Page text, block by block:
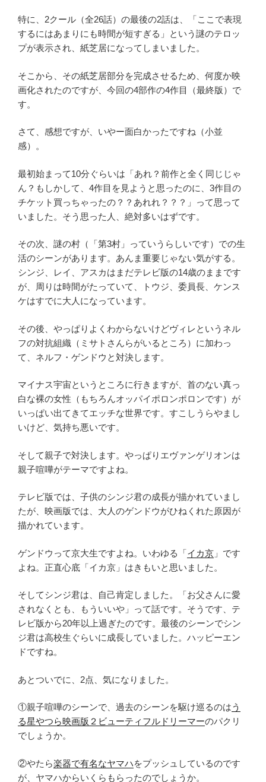
特に、2クール（全26話）の最後の2話は、「ここで表現
するにはあまりにも時間が短すぎる」という謎のテロッ
プが表示され、紙芝居になってしまいました。
そこから、その紙芝居部分を完成させるため、何度か映
画化されたのですが、今回の4部作の4作目（最終版）で
す。
さて、感想ですが、いやー面白かったですね（小並
感）。
最初始まって10分ぐらいは「あれ？前作と全く同じじゃ
ん？もしかして、4作目を見ようと思ったのに、3作目の
チケット買っちゃったの？？あれれ？？？」って思って
いました。そう思った人、絶対多いはずです。
その次、謎の村（「第3村」っていうらしいです）での生
活のシーンがあります。あんま重要じゃない気がする。
シンジ、レイ、アスカはまだテレビ版の14歳のままです
が、周りは時間がたっていて、トウジ、委員長、ケンス
ケはすでに大人になっています。
その後、やっぱりよくわからないけどヴィレというネル
フの対抗組織（ミサトさんらがいるところ）に加わっ
て、ネルフ・ゲンドウと対決します。
マイナス宇宙というところに行きますが、首のない真っ
白な裸の女性（もちろんオッパイポロンポロンです）が
いっぱい出てきてエッチな世界です。すこしうらやまし
いけど、気持ち悪いです。
そして親子で対決します。やっぱりエヴァンゲリオンは
親子喧嘩がテーマですよね。
テレビ版では、子供のシンジ君の成長が描かれていまし
たが、映画版では、大人のゲンドウがひねくれた原因が
描かれています。
ゲンドウって京大生ですよね。いわゆる「イカ京 」です
よね。正直心底「イカ京」はきもいと思いました。
そしてシンジ君は、自己肯定しました。「お父さんに愛
されなくとも、もういいや」って話です。そうです、テ
レビ版から20年以上過ぎたのです。最後のシーンでシン
ジ君は高校生ぐらいに成長していました。ハッピーエン
ドですね。
あとついでに、2点、気になりました。
①親子喧嘩のシーンで、過去のシーンを駆け巡るのはう
る星やつら映画版２ビューティフルドリーマーのパクリ
でしょうか。
②やたら楽器で有名なヤマハをプッシュしているのです
が、ヤマハからいくらもらったのでしょうか。